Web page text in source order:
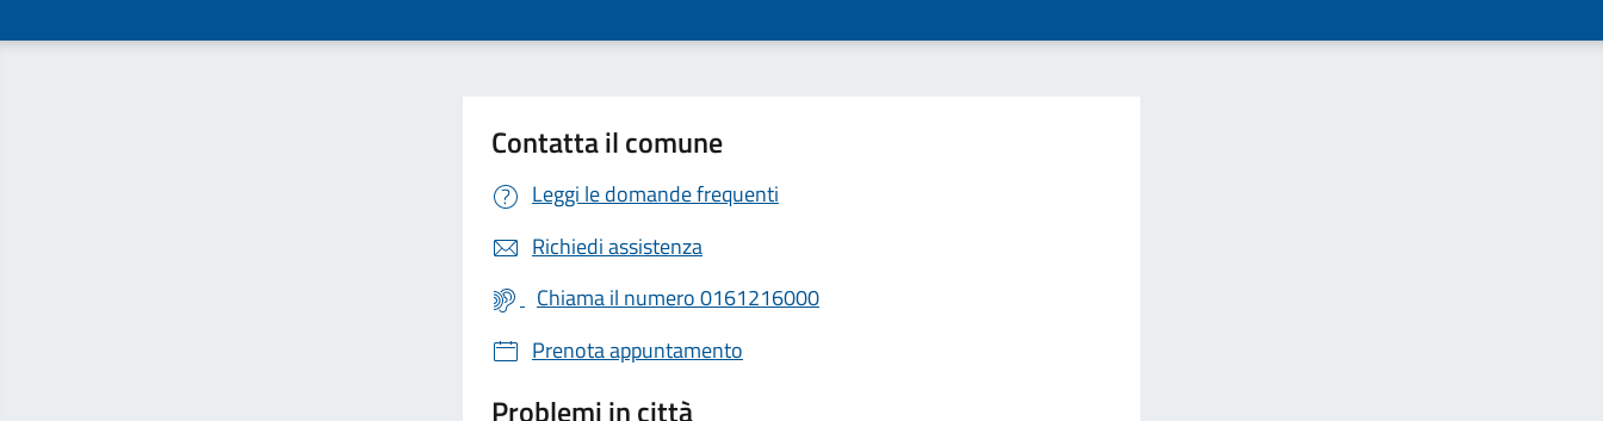
Contatta il comune
Leggi le domande frequenti
Richiedi assistenza
Chiama il numero 0161216000
Prenota appuntamento
Problemi in città